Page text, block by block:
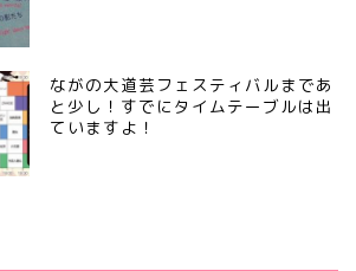
ながの大道芸フェスティバルまであ
と少し！すでにタイムテーブルは出
ていますよ！